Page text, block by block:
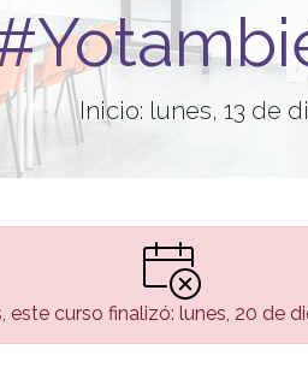
Inicio: lunes, 13 de
este curso finalizó: lunes, 20 de